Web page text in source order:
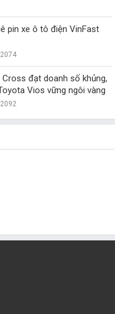
pin xe ô tô điện VinFast
2074
đạt doanh số khủng,
Vios vững ngôi vàng
2092